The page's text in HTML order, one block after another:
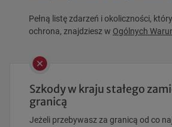
Pełną listę zdarzeń i okoliczności,
ochrona, znajdziesz w Ogólnych
Szkody w kraju stałego
granicą
Jeżeli przebywasz za granicą od co